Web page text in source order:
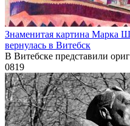
Знаменитая картина Марка
вернулась в Витебск
В Витебске представили
0819